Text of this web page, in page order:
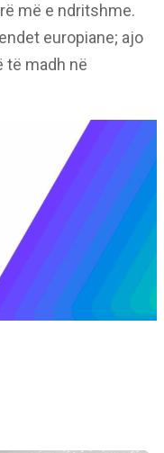
më e ndritshme.
europiane; ajo
të madh në